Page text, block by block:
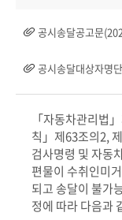
공시송달공고문
공시송달대상자명
「자동차관리법
칙」제63조의2,
검사명령 및 자동
편물이 수취인미
되고 송달이 불가
정에 따라 다음과